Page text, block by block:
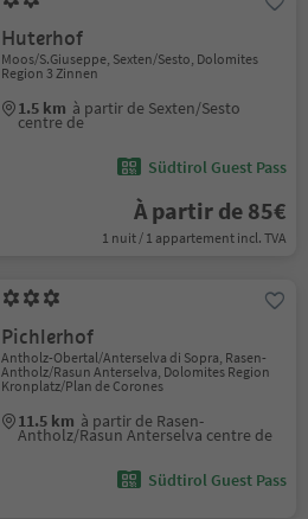
Huterhof
Moos/S.Giuseppe, Sexten/Sesto, Dolomites
Region 3 Zinnen
1.5 km à partir de Sexten/Sesto
centre de
Südtirol Guest Pass
À partir de 85€
1 nuit / 1 appartement incl. TVA
Pichlerhof
Antholz-Obertal/Anterselva di Sopra, Rasen-
Antholz/Rasun Anterselva, Dolomites Region
Kronplatz/Plan de Corones
11.5 km à partir de Rasen-
Antholz/Rasun Anterselva centre de
Südtirol Guest Pass